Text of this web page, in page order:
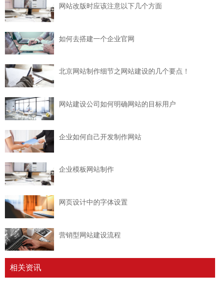
网站改版时应该注意以下几个方面
如何去搭建一个企业官网
北京网站制作细节之网站建设的几个要点！
网站建设公司如何明确网站的目标用户
企业如何自己开发制作网站
企业模板网站制作
网页设计中的字体设置
营销型网站建设流程
相关资讯